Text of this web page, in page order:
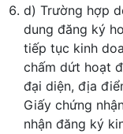
d) Trường hợp
dung đăng ký
tiếp tục kinh
chấm dứt hoạt
đại diện, địa
Giấy chứng
nhận đăng ký